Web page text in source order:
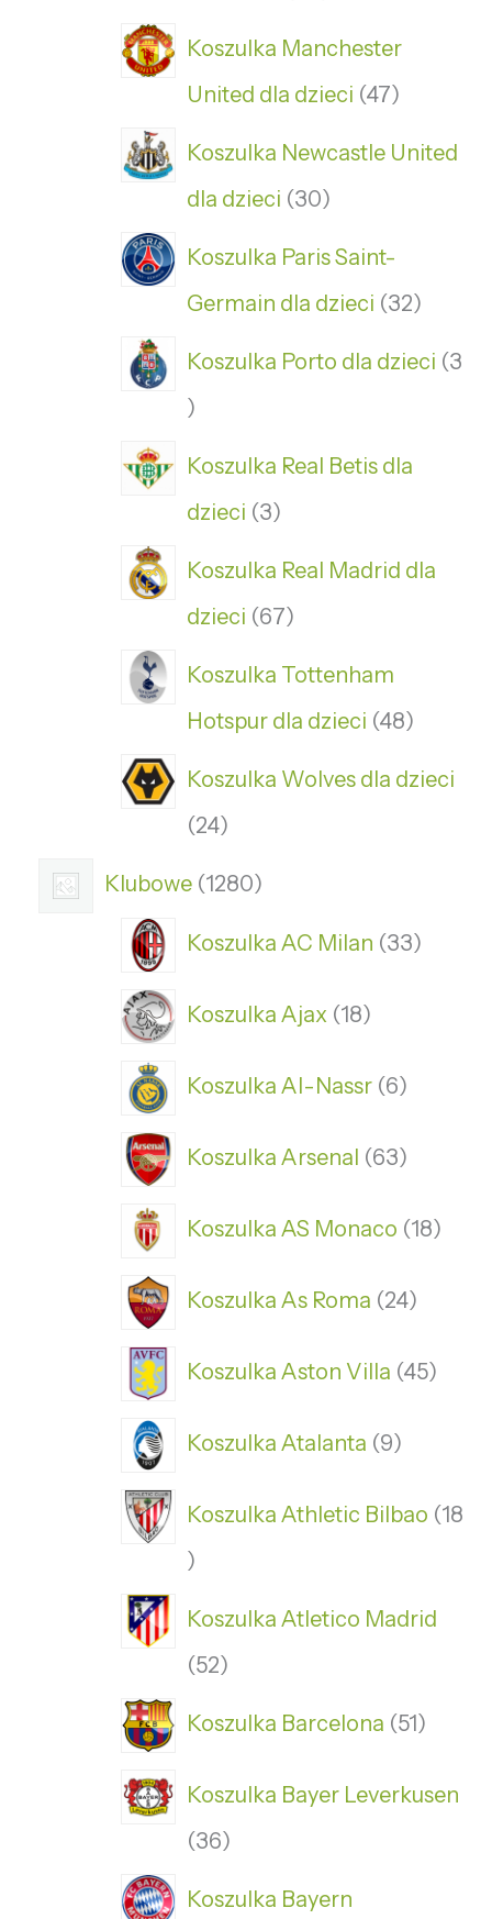
Koszulka Manchester
United dla dzieci 47
Koszulka Newcastle United
dla dzieci 30
Koszulka Paris Saint-
Germain dla dzieci 32
Koszulka Porto dla dzieci 3
Koszulka Real Betis dla
dzieci 3
Koszulka Real Madrid dla
dzieci 67
Koszulka Tottenham
Hotspur dla dzieci 48
Koszulka Wolves dla dzieci
24
Klubowe 1280
Koszulka AC Milan 33
Koszulka Ajax 18
Koszulka Al-Nassr 6
Koszulka Arsenal 63
Koszulka AS Monaco 18
Koszulka As Roma 24
Koszulka Aston Villa 45
Koszulka Atalanta 9
Koszulka Athletic Bilbao 18
Koszulka Atletico Madrid
52
Koszulka Barcelona 51
Koszulka Bayer Leverkusen
36
Koszulka Bayern